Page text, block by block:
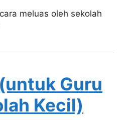
meluas oleh sekolah
Guru
Kecil)